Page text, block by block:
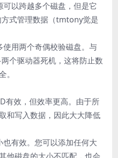
以跨越多个磁盘，但是它
式管理数据（tmtony觉是
用两个奇偶校验磁盘。与
个驱动器死机，这将防止数
。
有效，但效率更高。由于所
和写入数据，因此大大降低
有效。您可以添加任何大